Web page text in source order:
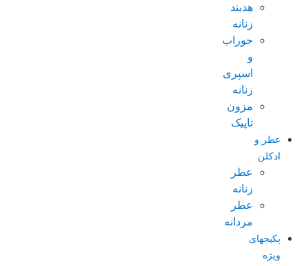
هدبند
زنانه
جوراب
و
اسپری
زنانه
مزون
تاپیک
عطر و
ادکلن
عطر
زنانه
عطر
مردانه
پکیجهای
ویژه